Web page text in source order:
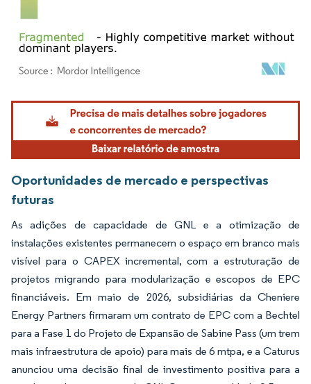
Imagem © Mordor Intelligence. O reuso requer atribuição conforme CC BY 4.0.
Oportunidades de mercado e perspectivas
futuras
As adições de capacidade de GNL e a otimização de
instalações existentes permanecem o espaço em branco mais
visível para o CAPEX incremental, com a estruturação de
projetos migrando para modularização e escopos de EPC
financiáveis. Em maio de 2026, subsidiárias da Cheniere
Energy Partners firmaram um contrato de EPC com a Bechtel
para a Fase 1 do Projeto de Expansão de Sabine Pass (um trem
mais infraestrutura de apoio) para mais de 6 mtpa, e a Caturus
anunciou uma decisão final de investimento positiva para a